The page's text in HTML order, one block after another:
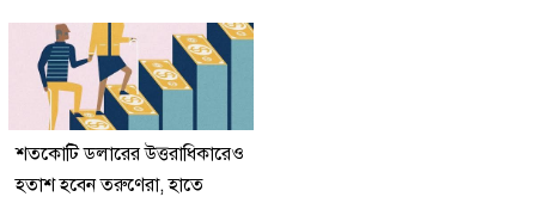
শতকোটি ডলারের উত্তরাধিকারেও
হতাশ হবেন তরুণেরা, হাতে